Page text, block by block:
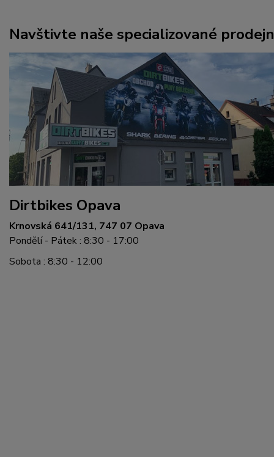
Navštivte naše specializované
Dirtbikes Opava
Krnovská 641/131, 747 07 Opava
Pondělí - Pátek : 8:30 - 17:00
Sobota : 8:30 - 12:00